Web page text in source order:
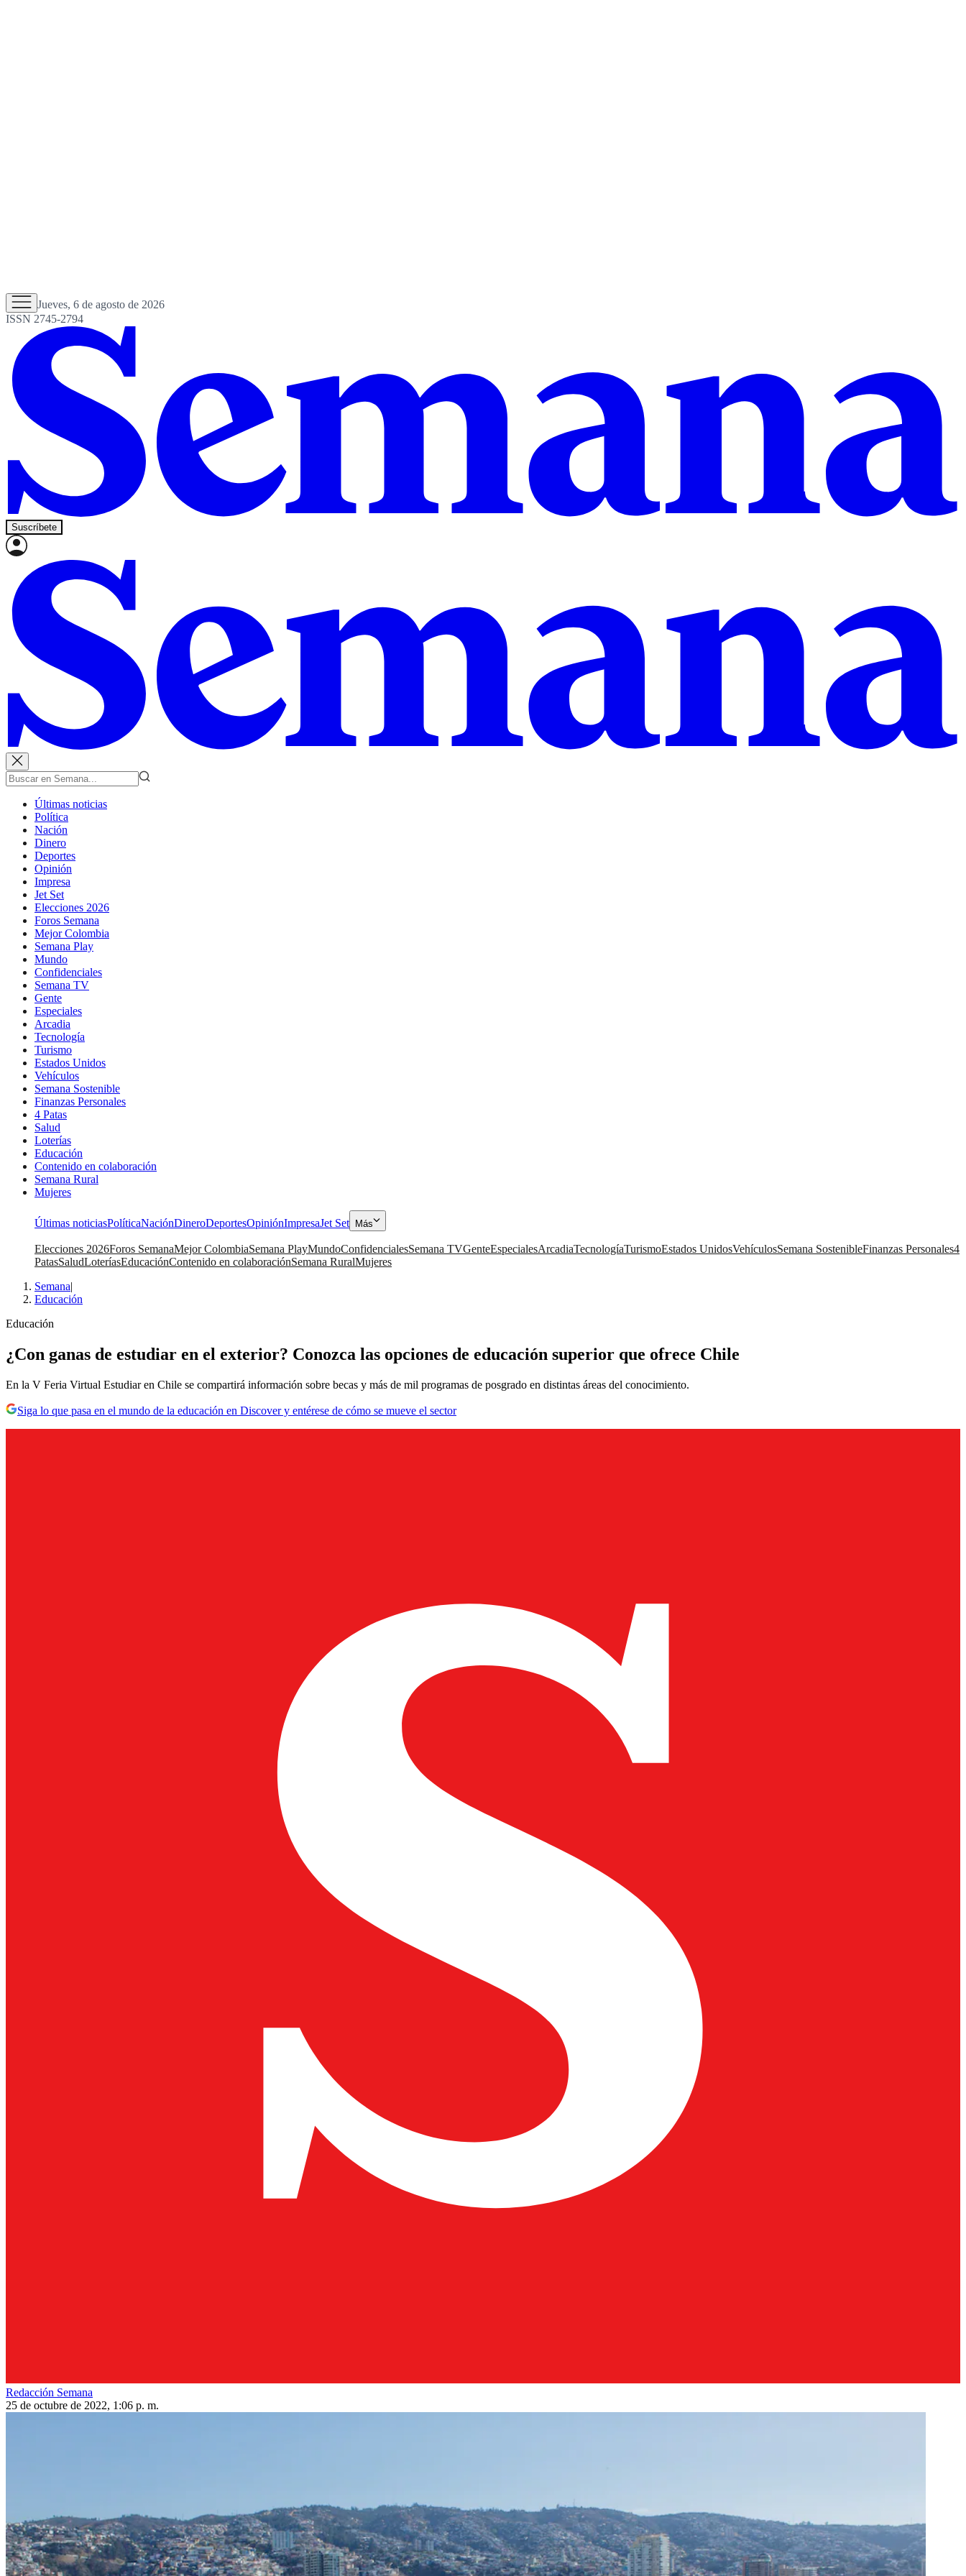
Jueves, 6 de agosto de 2026
ISSN 2745-2794
Suscríbete
Últimas noticias
Política
Nación
Dinero
Deportes
Opinión
Impresa
Jet Set
Elecciones 2026
Foros Semana
Mejor Colombia
Semana Play
Mundo
Confidenciales
Semana TV
Gente
Especiales
Arcadia
Tecnología
Turismo
Estados Unidos
Vehículos
Semana Sostenible
Finanzas Personales
4 Patas
Salud
Loterías
Educación
Contenido en colaboración
Semana Rural
Mujeres
Últimas noticiasPolíticaNaciónDineroDeportesOpiniónImpresaJet Set Más
Elecciones 2026Foros SemanaMejor ColombiaSemana PlayMundoConfidencialesSemana TVGenteEspecialesArcadiaTecnologíaTurismoEstados UnidosVehículosSemana SostenibleFinanzas Personales4
PatasSaludLoteríasEducaciónContenido en colaboraciónSemana RuralMujeres
Semana|
Educación
Educación
¿Con ganas de estudiar en el exterior? Conozca las opciones de educación superior que ofrece Chile
En la V Feria Virtual Estudiar en Chile se compartirá información sobre becas y más de mil programas de posgrado en distintas áreas del conocimiento.
Siga lo que pasa en el mundo de la educación en Discover y entérese de cómo se mueve el sector
Redacción Semana
25 de octubre de 2022, 1:06 p. m.